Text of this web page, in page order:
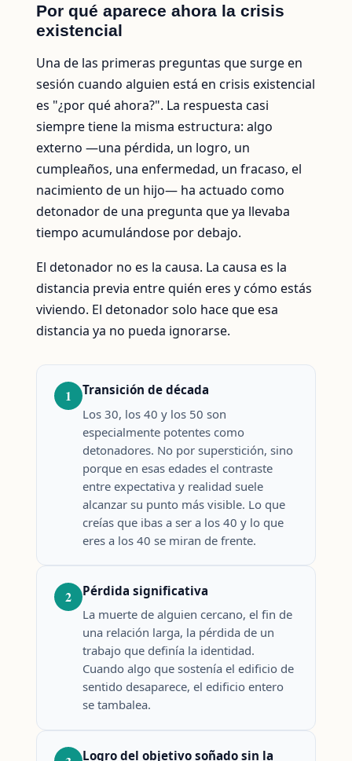
Por qué aparece ahora la crisis
existencial
Una de las primeras preguntas que surge en
sesión cuando alguien está en crisis existencial
es "¿por qué ahora?". La respuesta casi
siempre tiene la misma estructura: algo
externo —una pérdida, un logro, un
cumpleaños, una enfermedad, un fracaso, el
nacimiento de un hijo— ha actuado como
detonador de una pregunta que ya llevaba
tiempo acumulándose por debajo.
El detonador no es la causa. La causa es la
distancia previa entre quién eres y cómo estás
viviendo. El detonador solo hace que esa
distancia ya no pueda ignorarse.
1
Transición de década
Los 30, los 40 y los 50 son
especialmente potentes como
detonadores. No por superstición, sino
porque en esas edades el contraste
entre expectativa y realidad suele
alcanzar su punto más visible. Lo que
creías que ibas a ser a los 40 y lo que
eres a los 40 se miran de frente.
2
Pérdida significativa
La muerte de alguien cercano, el fin de
una relación larga, la pérdida de un
trabajo que definía la identidad.
Cuando algo que sostenía el edificio de
sentido desaparece, el edificio entero
se tambalea.
Logro del objetivo soñado sin la